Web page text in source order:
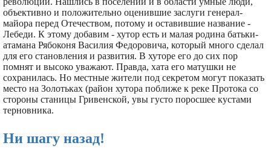
объективно и положительно оценившие заслуги генерал-
майора перед Отечеством, потому и оставившие название -
Лебеди. К этому добавим - хутор есть и малая родина батьки-
атамана Рябоконя Василия Федоровича, который много сделал
для его становления и развития. В хуторе его до сих пор
помнят и высоко уважают. Правда, хата его матушки не
сохранилась. Но местные жители под секретом могут показать
место на Золотьках (район хутора поближе к реке Протока со
стороны станицы Гривенской, увы густо поросшее кустами
терновника.
Ни шагу назад!